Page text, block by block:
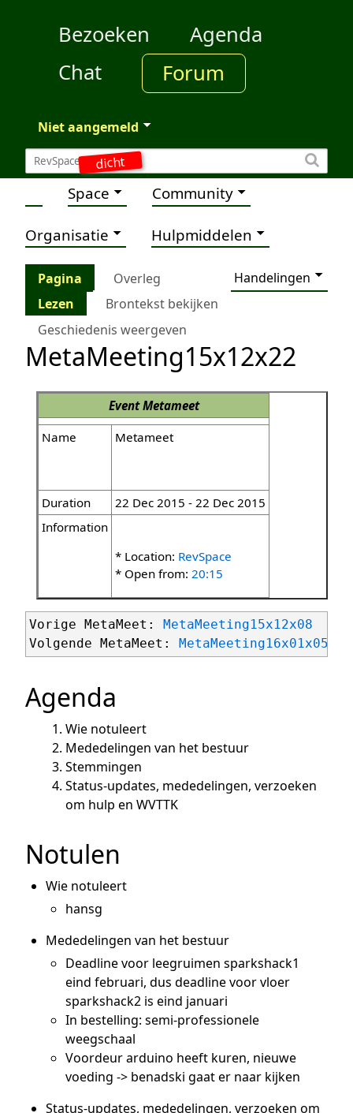
dicht
Bezoeken
Agenda
Chat
Forum
Niet aangemeld
Space Community
Organisatie Hulpmiddelen
Pagina Overleg
Handelingen
Lezen
Brontekst bekijken
Geschiedenis weergeven
MetaMeeting15x12x22
EventMetameet
Name
Metameet
Duration
22 Dec 2015 - 22 Dec 2015
Information
* Location: RevSpace
* Open from: 20:15
Vorige MetaMeet:
MetaMeeting15x12x08
Volgende MetaMeet:
MetaMeeting16x01x05
Agenda
Wie notuleert
Mededelingen van het bestuur
Stemmingen
Status-updates, mededelingen, verzoeken
om hulp en WVTTK
Notulen
Wie notuleert
hansg
Mededelingen van het bestuur
Deadline voor leegruimen sparkshack1
eind februari, dus deadline voor vloer
sparkshack2 is eind januari
In bestelling: semi-professionele
weegschaal
Voordeur arduino heeft kuren, nieuwe
voeding -> benadski gaat er naar kijken
Status-updates, mededelingen, verzoeken om